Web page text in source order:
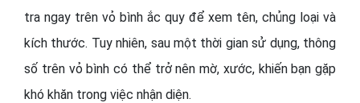
tra ngay trên vỏ bình ắc quy để xem tên, chủng loại và
kích thước. Tuy nhiên, sau một thời gian sử dụng, thông
số trên vỏ bình có thể trở nên mờ, xước, khiến bạn gặp
khó khăn trong việc nhận diện.